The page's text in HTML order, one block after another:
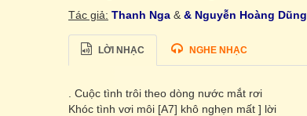
Tác giả: Thanh Nga & & Nguyễn Hoàng Dũng
LỜI NHẠC NGHE NHẠC
. Cuộc tình trôi theo dòng nước mắt rơi
Khóc tình vơi môi [A7] khô nghẹn mất ] lời